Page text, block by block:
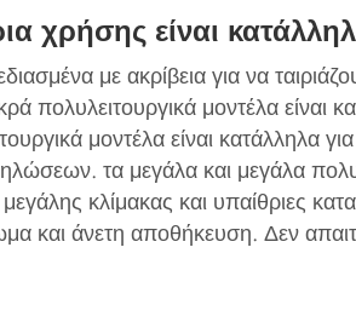
χρήσης είναι
με ακρίβεια για να
πολυλειτουργικά μοντέλα είναι
μοντέλα είναι κατάλληλα
τα μεγάλα και μεγάλα
κλίμακας και υπαίθριες
άνετη αποθήκευση. Δεν